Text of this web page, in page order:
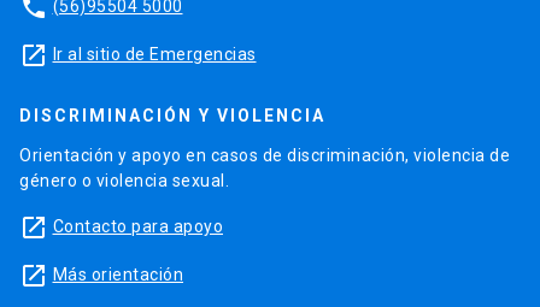
phone (56)95504 5000
launch Ir al sitio de Emergencias
DISCRIMINACIÓN Y VIOLENCIA
Orientación y apoyo en casos de discriminación, violencia de
género o violencia sexual.
launch Contacto para apoyo
launch Más orientación